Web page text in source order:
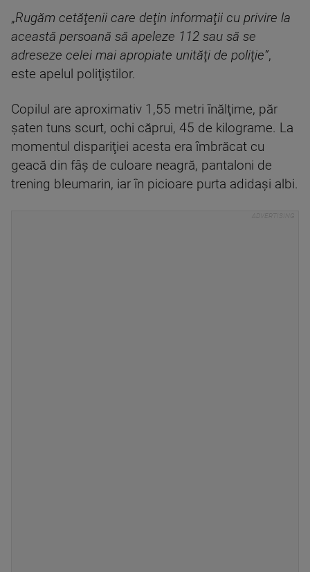
„Rugăm cetăţenii care deţin informaţii cu privire la
această persoană să apeleze 112 sau să se
adreseze celei mai apropiate unităţi de poliţie”,
este apelul poliţiştilor.
Copilul are aproximativ 1,55 metri înălţime, păr
şaten tuns scurt, ochi căprui, 45 de kilograme. La
momentul dispariţiei acesta era îmbrăcat cu
geacă din fâş de culoare neagră, pantaloni de
trening bleumarin, iar în picioare purta adidaşi albi.